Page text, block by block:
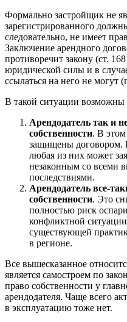
Формально застройщик не
зарегистрированного
следовательно, не имеет
Заключение арендного
противоречит закону (ст.
юридической силы и в
ссылаться на него не могут
В такой ситуации возможны
Арендодатель так и
собственности. В этом
защищены договором.
любая из них может
незаконным со всеми
последствиями.
Арендодатель все-
собственности. Это
полностью риск
конфликтной ситуации
существующей
в регионе.
Все вышесказанное
является самостроем по
право собственности у
арендодателя. Чаще всего
в эксплуатацию тоже нет.